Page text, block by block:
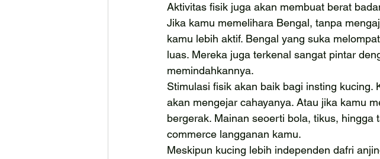
Aktivitas fisik juga akan membuat berat
Jika kamu memelihara Bengal, tanpa
kamu lebih aktif. Bengal yang suka
luas. Mereka juga terkenal sangat pintar
memindahkannya.
Stimulasi fisik akan baik bagi insting
akan mengejar cahayanya. Atau jika kamu
bergerak. Mainan seoerti bola, tikus,
commerce langganan kamu.
Meskipun kucing lebih independen dafri